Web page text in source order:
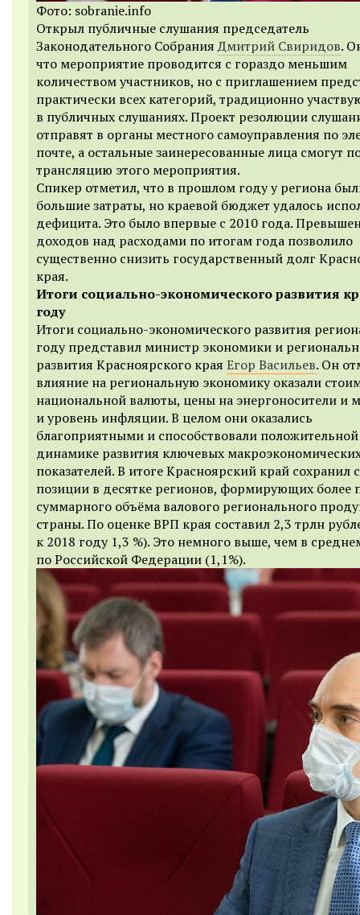
Фото: sobranie.info
Открыл публичные слушания председатель
Законодательного СобранияДмитрий Свиридов.
что мероприятие проводится с гораздо меньшим
количеством участников, но с приглашением
практически всех категорий, традиционно
в публичных слушаниях. Проект резолюции
отправят в органы местного самоуправления по
почте, а остальные заинересованные лица смогут
трансляцию этого мероприятия.
Спикер отметил, что в прошлом году у региона
большие затраты, но краевой бюджет удалось
дефицита. Это было впервые с 2010 года.
доходов над расходами по итогам года позволило
существенно снизить государственный долг
края.
Итоги социально-экономического развития
году
Итоги социально-экономического развития
году представил министр экономики и
развития Красноярского края Егор Васильев. Он
влияние на региональную экономику оказали
национальной валюты, цены на энергоносители и
и уровень инфляции. В целом они оказались
благоприятными и способствовали положительной
динамике развития ключевых
показателей. В итоге Красноярский край сохранил
позиции в десятке регионов, формирующих более
суммарного объёма валового регионального
страны. По оценке ВРП края составил 2,3 трлн
к 2018 году 1,3 %). Это немного выше, чем в
по Российской Федерации (1,1%).